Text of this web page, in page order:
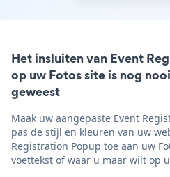
Het insluiten van Event
op uw Fotos site is nog
geweest
Maak uw aangepaste Event
pas de stijl en kleuren van uw
Registration Popup toe aan uw
voettekst of waar u maar wilt op